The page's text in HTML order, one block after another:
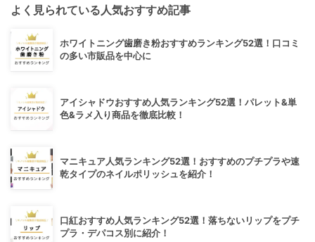
よく見られている人気おすすめ記事
ホワイトニング歯磨き粉おすすめランキング52選！口コミ
の多い市販品を中心に
アイシャドウおすすめ人気ランキング52選！パレット&単
色&ラメ入り商品を徹底比較！
マニキュア人気ランキング52選！おすすめのプチプラや速
乾タイプのネイルポリッシュを紹介！
口紅おすすめ人気ランキング52選！落ちないリップをプチ
プラ・デパコス別に紹介！